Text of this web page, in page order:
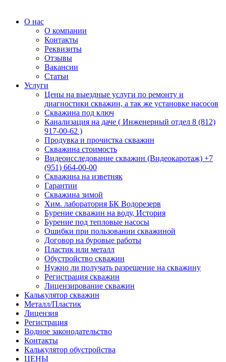
О нас
О компании
Контакты
Реквизиты
Отзывы
Вакансии
Статьи
Услуги
Цены на выездные услуги по ремонту и
диагностики скважин, а так же установке насосов
Скважина под ключ
Канализация на даче ( Инженерный отдел 8 (812)
917-00-62 )
Продувка и прочистка скважин
Скважина стоимость
Видеоисследование скважин (Видеокаротаж) +7
(951) 664-00-00
Скважина на изветняк
Гарантии
Скважина зимой
Хим. лаборатория БК Водорезерв
Бурение скважин на воду, История
Бурение под тепловые насосы
Ошибки при пользовании скважиной
Договор на буровые работы
Пластик или металл
Обустройство скважин
Нужно ли получать разрешение на скважину
Регистрация скважин
Лицензирование скважин
Калькулятор скважин
Металл/Пластик
Лицензия
Регистрация
Водное законодательство
Контакты
Калькулятор обустройства
ЦЕНЫ